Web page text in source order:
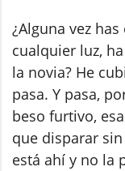
¿Alguna vez
cualquier luz,
la novia? He
pasa. Y pasa,
beso furtivo,
que disparar
está ahí y no la